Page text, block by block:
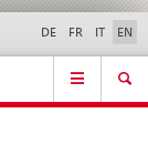
| Support &
DE FR IT EN